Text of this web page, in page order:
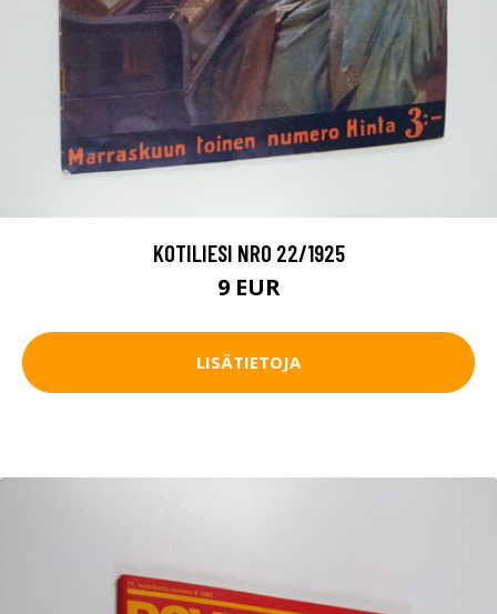
KOTILIESI NRO 22/1925
9 EUR
LISÄTIETOJA